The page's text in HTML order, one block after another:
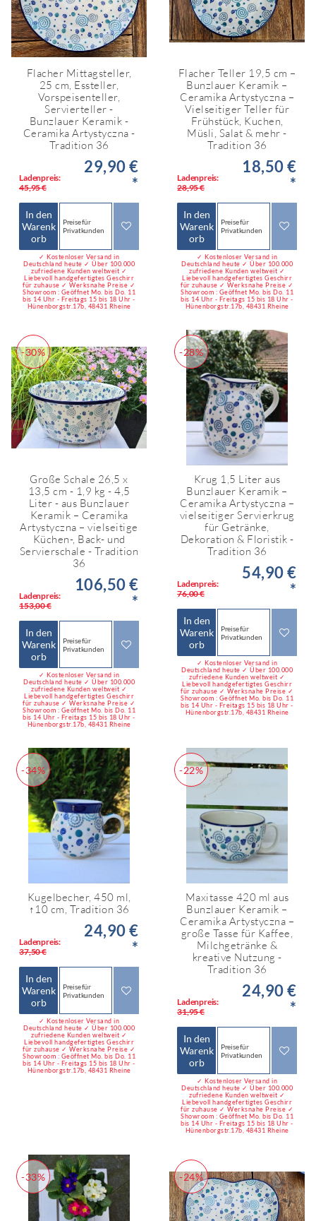
Flacher Mittagsteller,
25 cm, Essteller,
Vorspeisenteller,
Servierteller -
Bunzlauer Keramik -
Ceramika Artystyczna -
Tradition 36
Ladenpreis:
45,95 €
29,90 €
*
In den
Warenk
orb
Preise für
Privatkunden
✓ Kostenloser Versand in
Deutschland heute ✓ Über 100.000
zufriedene Kunden weltweit ✓
Liebevoll handgefertigtes Geschirr
für zuhause ✓ Werksnahe Preise ✓
Showroom : Geöffnet Mo. bis Do. 11
bis 14 Uhr - Freitags 15 bis 18 Uhr -
Hünenborgstr.17b, 48431 Rheine
Flacher Teller 19,5 cm –
Bunzlauer Keramik –
Ceramika Artystyczna –
Vielseitiger Teller für
Frühstück, Kuchen,
Müsli, Salat & mehr -
Tradition 36
Ladenpreis:
28,95 €
18,50 €
*
In den
Warenk
orb
Preise für
Privatkunden
✓ Kostenloser Versand in
Deutschland heute ✓ Über 100.000
zufriedene Kunden weltweit ✓
Liebevoll handgefertigtes Geschirr
für zuhause ✓ Werksnahe Preise ✓
Showroom : Geöffnet Mo. bis Do. 11
bis 14 Uhr - Freitags 15 bis 18 Uhr -
Hünenborgstr.17b, 48431 Rheine
-30%
Große Schale 26,5 x
13,5 cm - 1,9 kg - 4,5
Liter - aus Bunzlauer
Keramik – Ceramika
Artystyczna – vielseitige
Küchen-, Back- und
Servierschale - Tradition
36
Ladenpreis:
153,00 €
106,50 €
*
In den
Warenk
orb
Preise für
Privatkunden
✓ Kostenloser Versand in
Deutschland heute ✓ Über 100.000
zufriedene Kunden weltweit ✓
Liebevoll handgefertigtes Geschirr
für zuhause ✓ Werksnahe Preise ✓
Showroom : Geöffnet Mo. bis Do. 11
bis 14 Uhr - Freitags 15 bis 18 Uhr -
Hünenborgstr.17b, 48431 Rheine
-28%
Krug 1,5 Liter aus
Bunzlauer Keramik –
Ceramika Artystyczna –
vielseitiger Servierkrug
für Getränke,
Dekoration & Floristik -
Tradition 36
Ladenpreis:
76,00 €
54,90 €
*
In den
Warenk
orb
Preise für
Privatkunden
✓ Kostenloser Versand in
Deutschland heute ✓ Über 100.000
zufriedene Kunden weltweit ✓
Liebevoll handgefertigtes Geschirr
für zuhause ✓ Werksnahe Preise ✓
Showroom : Geöffnet Mo. bis Do. 11
bis 14 Uhr - Freitags 15 bis 18 Uhr -
Hünenborgstr.17b, 48431 Rheine
-34%
Kugelbecher, 450 ml,
↑10 cm, Tradition 36
Ladenpreis:
37,50 €
24,90 €
*
In den
Warenk
orb
Preise für
Privatkunden
✓ Kostenloser Versand in
Deutschland heute ✓ Über 100.000
zufriedene Kunden weltweit ✓
Liebevoll handgefertigtes Geschirr
für zuhause ✓ Werksnahe Preise ✓
Showroom : Geöffnet Mo. bis Do. 11
bis 14 Uhr - Freitags 15 bis 18 Uhr -
Hünenborgstr.17b, 48431 Rheine
-22%
Maxitasse 420 ml aus
Bunzlauer Keramik –
Ceramika Artystyczna –
große Tasse für Kaffee,
Milchgetränke &
kreative Nutzung -
Tradition 36
Ladenpreis:
31,95 €
24,90 €
*
In den
Warenk
orb
Preise für
Privatkunden
✓ Kostenloser Versand in
Deutschland heute ✓ Über 100.000
zufriedene Kunden weltweit ✓
Liebevoll handgefertigtes Geschirr
für zuhause ✓ Werksnahe Preise ✓
Showroom : Geöffnet Mo. bis Do. 11
bis 14 Uhr - Freitags 15 bis 18 Uhr -
Hünenborgstr.17b, 48431 Rheine
-33% -24%